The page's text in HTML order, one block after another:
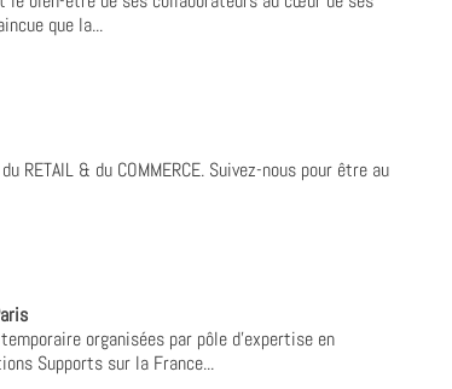
que la...
& du COMMERCE. Suivez-nous pour être au
organisées par pôle d'expertise en
Supports sur la France...